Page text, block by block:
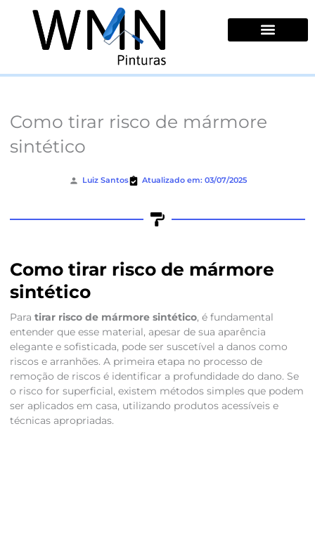
conteúdo
Como tirar risco de mármore
sintético
Luiz Santos Atualizado em: 03/07/2025
Como tirar risco de mármore
sintético
Para tirar risco de mármore sintético, é fundamental
entender que esse material, apesar de sua aparência
elegante e sofisticada, pode ser suscetível a danos como
riscos e arranhões. A primeira etapa no processo de
remoção de riscos é identificar a profundidade do dano. Se
o risco for superficial, existem métodos simples que podem
ser aplicados em casa, utilizando produtos acessíveis e
técnicas apropriadas.